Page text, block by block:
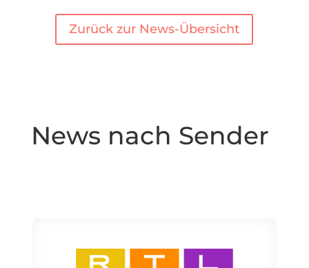
Zurück zur News-Übersicht
News nach Sender